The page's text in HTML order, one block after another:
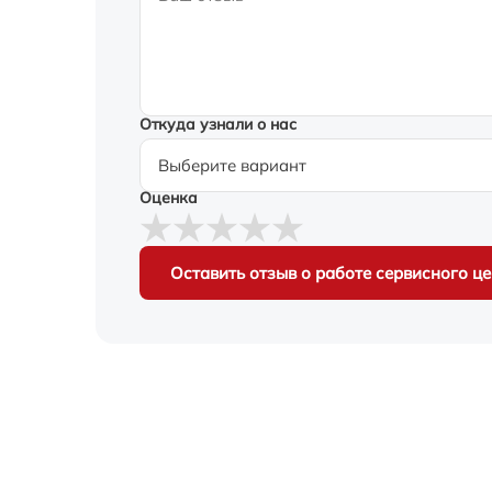
Откуда узнали о нас
Оценка
Оставить отзыв о работе сервисного